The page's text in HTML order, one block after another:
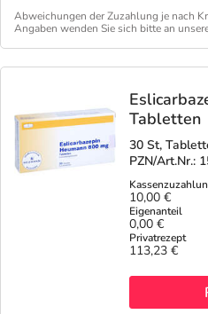
Abweichungen der Zuzahlung je nach
Angaben wenden Sie sich bitte an
Tabletten
30 St,
PZN/Art.Nr.:
10,00 €
0,00 €
113,23 €